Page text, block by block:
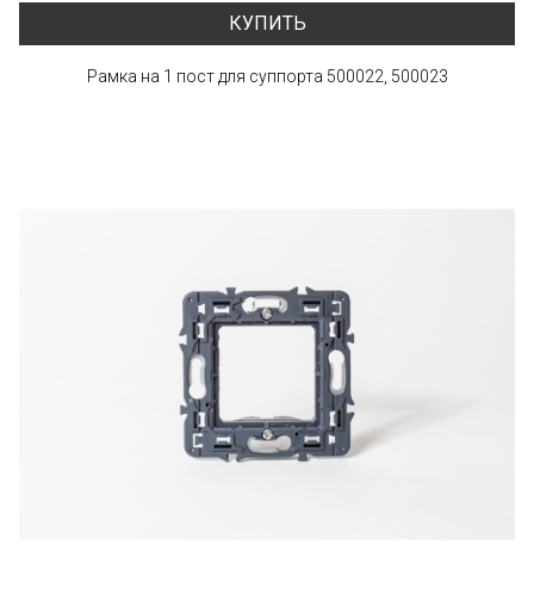
КУПИТЬ
Рамка на 1 пост для суппорта 500022, 500023